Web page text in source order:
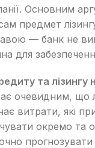
Основним
предмет
— банк не
для
та лізингу
очевидним, що
витрати, які
окремо та